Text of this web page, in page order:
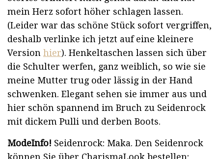
mein Herz sofort höher schlagen lassen.
(Leider war das schöne Stück sofort vergriffen,
deshalb verlinke ich jetzt auf eine kleinere
Version hier). Henkeltaschen lassen sich über
die Schulter werfen, ganz weiblich, so wie sie
meine Mutter trug oder lässig in der Hand
schwenken. Elegant sehen sie immer aus und
hier schön spannend im Bruch zu Seidenrock
mit dickem Pulli und derben Boots.
ModeInfo! Seidenrock: Maka. Den Seidenrock